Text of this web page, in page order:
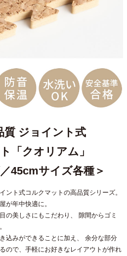
質 ジョイント式
「クオリアム」
45cmサイズ各種＞
ント式コルクマットの高品質シリーズ。
が年中快適に。
の美しさにもこだわり、 隙間からゴミ
込みができることに加え、 余分な部分
ので、手軽にお好きなレイアウトが作れ